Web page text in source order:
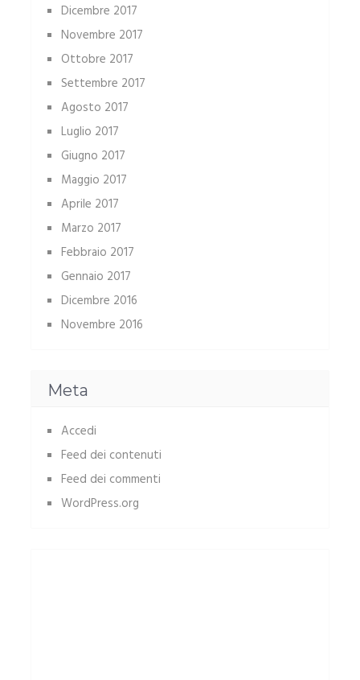
Dicembre 2017
Novembre 2017
Ottobre 2017
Settembre 2017
Agosto 2017
Luglio 2017
Giugno 2017
Maggio 2017
Aprile 2017
Marzo 2017
Febbraio 2017
Gennaio 2017
Dicembre 2016
Novembre 2016
Meta
Accedi
Feed dei contenuti
Feed dei commenti
WordPress.org